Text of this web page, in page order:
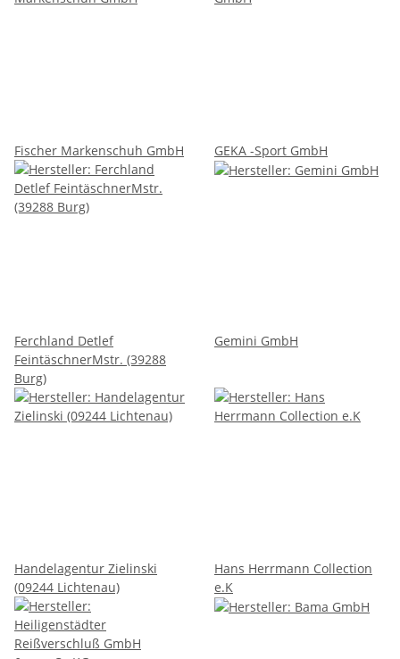
Fischer Markenschuh GmbH GEKA -Sport GmbH
Ferchland Detlef
FeintäschnerMstr. (39288
Burg)
Gemini GmbH
Handelagentur Zielinski
(09244 Lichtenau)
Hans Herrmann Collection
e.K